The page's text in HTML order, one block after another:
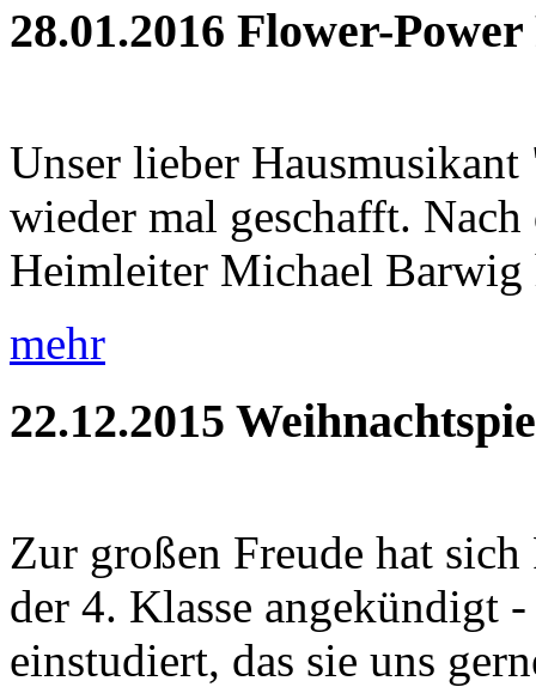
28.01.2016 Flower-Power
Unser lieber
wieder mal geschafft.
Heimleiter Michael Barwig
mehr
22.12.2015
Zur großen Freude hat
der 4. Klasse angekündigt
einstudiert, das sie uns